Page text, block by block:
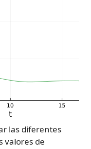
las diferentes
valores de